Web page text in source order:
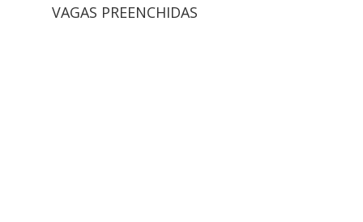
VAGAS PREENCHIDAS